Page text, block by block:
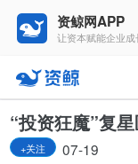
资鲸网APP
让资本赋能企业成
资讯
报告
“投资狂魔”复
+关注 07-19